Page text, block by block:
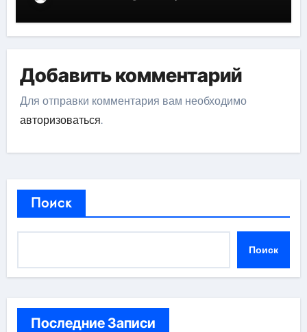
Добавить комментарий
Для отправки комментария вам необходимо
авторизоваться.
Поиск
Поиск
Последние Записи